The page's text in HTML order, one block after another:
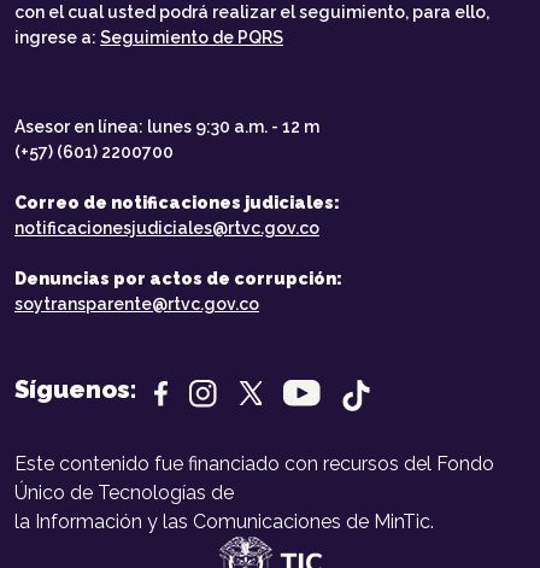
con el cual usted podrá realizar el seguimiento, para ello,
ingrese a: Seguimiento de PQRS
Asesor en línea: lunes 9:30 a.m. - 12 m
(+57) (601) 2200700
Correo de notificaciones judiciales:
notificacionesjudiciales@rtvc.gov.co
Denuncias por actos de corrupción:
soytransparente@rtvc.gov.co
Síguenos:
Este contenido fue financiado con recursos del Fondo
Único de Tecnologías de
la Información y las Comunicaciones de MinTic.